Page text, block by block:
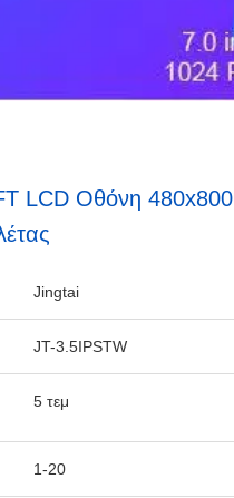
LCD Οθόνη
Jingtai
JT-3.5IPSTW
5 τεμ
1-20